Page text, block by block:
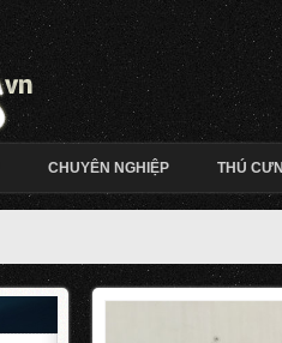
CHUYÊN NGHIỆP THÚ